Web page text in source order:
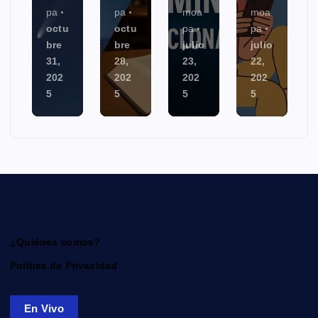
pa
octu
bre
28,
202
5
moa
pa
julio
23,
202
5
moa
pa
julio
22,
202
5
moa
pa
julio
4,
202
5
¿Quiénes somos?
Política de Privacidad
En Vivo